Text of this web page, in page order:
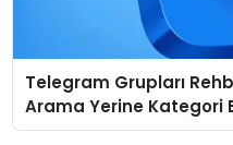
Telegram Grupları
Arama Yerine Kategori